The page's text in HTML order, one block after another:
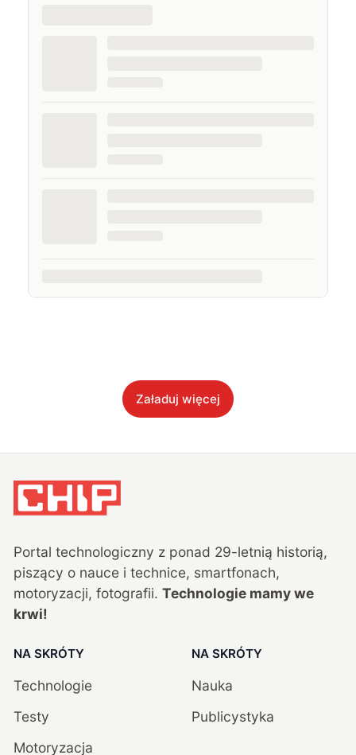
Załaduj więcej
Portal technologiczny z ponad 29-letnią historią,
piszący o nauce i technice, smartfonach,
motoryzacji, fotografii. Technologie mamy we
krwi!
NA SKRÓTY
Technologie
Testy
Motoryzacja
NA SKRÓTY
Nauka
Publicystyka